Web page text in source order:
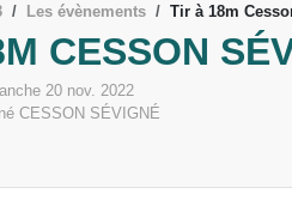
Les évènements Tir à 18m
CESSON
20 nov. 2022
CESSON SÉVIGNÉ